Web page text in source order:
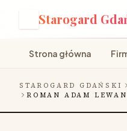
Starogard
Strona główna
STAROGARD GDAŃSKI
ROMAN ADAM